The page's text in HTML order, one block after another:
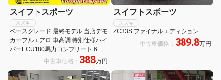
スイフトスポーツ
スズキ
ベースグレード 最終モデル 当店デモ
カーフルエアロ 車高調 特別仕様ハイ
パーECU180馬力コンプリート 6速
マニュアルミッション アダクティブ
ー
中古車価格： 388万円
スイフトスポーツ
スズキ
ZC33S ファイナルエディション
中古車価格： 389.8万円